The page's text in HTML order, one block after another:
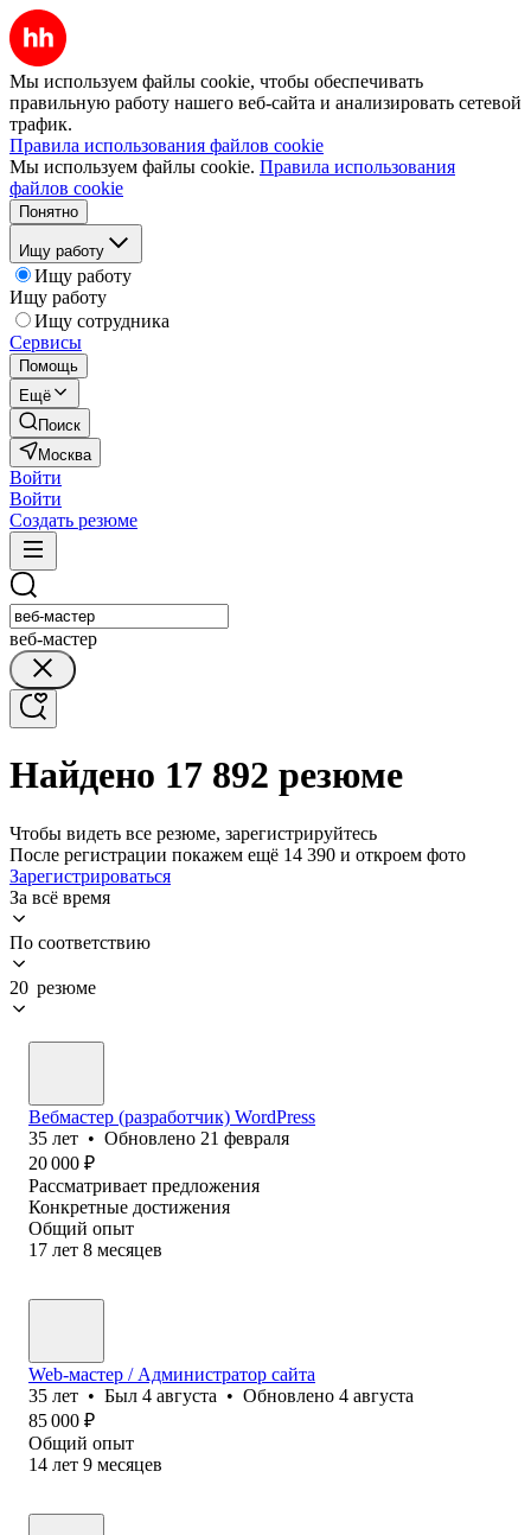
Мы используем файлы cookie, чтобы обеспечивать
правильную работу нашего веб-сайта и анализировать сетевой
трафик.
Правила использования файлов cookie
Мы используем файлы cookie. Правила использования
файлов cookie
Понятно
Ищу работу
Ищу работу
Ищу работу
Ищу сотрудника
Сервисы
Помощь
Ещё
Поиск
Москва
Войти
Войти
Создать резюме
веб-мастер
Найдено 17 892 резюме
Чтобы видеть все резюме, зарегистрируйтесь
После регистрации покажем ещё 14 390 и откроем фото
Зарегистрироваться
За всё время
По соответствию
20 резюме
Вебмастер (разработчик) WordPress
35 лет • Обновлено 21 февраля
20 000 ₽
Рассматривает предложения
Конкретные достижения
Общий опыт
17 лет 8 месяцев
Web-мастер / Администратор сайта
35 лет • Был 4 августа • Обновлено 4 августа
85 000 ₽
Общий опыт
14 лет 9 месяцев